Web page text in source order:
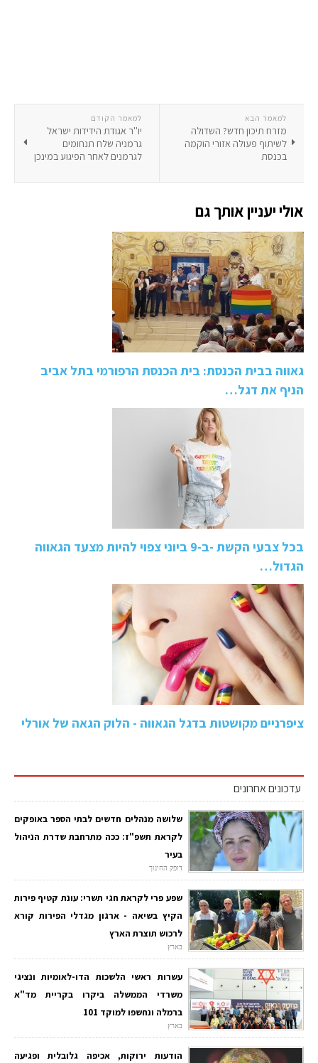
למאמר הקודם
יו''ר אגודת הידידות ישראל
גרמניה שלח תנחומים
לגרמנים לאחר הפיגוע במינכן
למאמר הבא
מזרח תיכון חדש? השדולה
לשיתוף פעולה אזורי הוקמה
בכנסת
אולי יעניין אותך גם
גאווה בבית הכנסת: בית הכנסת הרפורמי בתל אביב
הניף את דגל…
בכל צבעי הקשת -ב-9 ביוני צפוי להיות מצעד הגאווה
הגדול…
ציפרניים מקושטות בדגל הגאווה - הלוק הגאה של אורלי
עדכונים אחרונים
שלושה מנהלים חדשים לבתי הספר באופקים
לקראת תשפ"ז: ככה מתרחבת שדרת הניהול
בעיר
דופק החינוך
שפע פרי לקראת חגי תשרי: עונת קטיף פירות
הקיץ בשיאה - ארגון מגדלי הפירות קורא
לרכוש תוצרת הארץ
בארץ
עשרות ראשי הלשכות הדו-לאומיות ונציגי
משרדי הממשלה ביקרו בקריית מד"א
ברמלה ונחשפו למוקד 101
בארץ
הודעות ירוקות, אכיפה גלובלית ופגיעה